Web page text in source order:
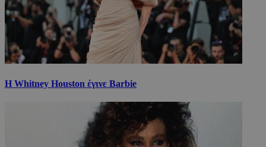
Η Whitney Houston έγινε Barbie